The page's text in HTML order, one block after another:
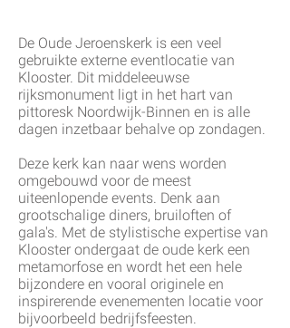
De Oude Jeroenskerk is een veel
gebruikte externe eventlocatie van
Klooster. Dit middeleeuwse
rijksmonument ligt in het hart van
pittoresk Noordwijk-Binnen en is alle
dagen inzetbaar behalve op zondagen.
Deze kerk kan naar wens worden
omgebouwd voor de meest
uiteenlopende events. Denk aan
grootschalige diners, bruiloften of
gala's. Met de stylistische expertise van
Klooster ondergaat de oude kerk een
metamorfose en wordt het een hele
bijzondere en vooral originele en
inspirerende evenementen locatie voor
bijvoorbeeld bedrijfsfeesten.